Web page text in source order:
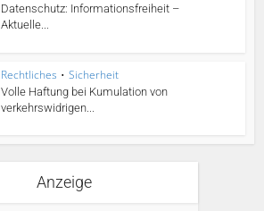
Datenschutz: Informationsfreiheit –
Aktuelle...
Rechtliches • Sicherheit
Volle Haftung bei Kumulation von
verkehrswidrigen...
Anzeige